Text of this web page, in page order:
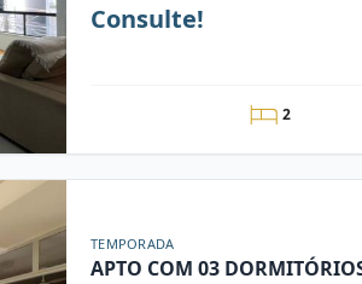
Consulte!
2
TEMPORADA
APTO COM 03